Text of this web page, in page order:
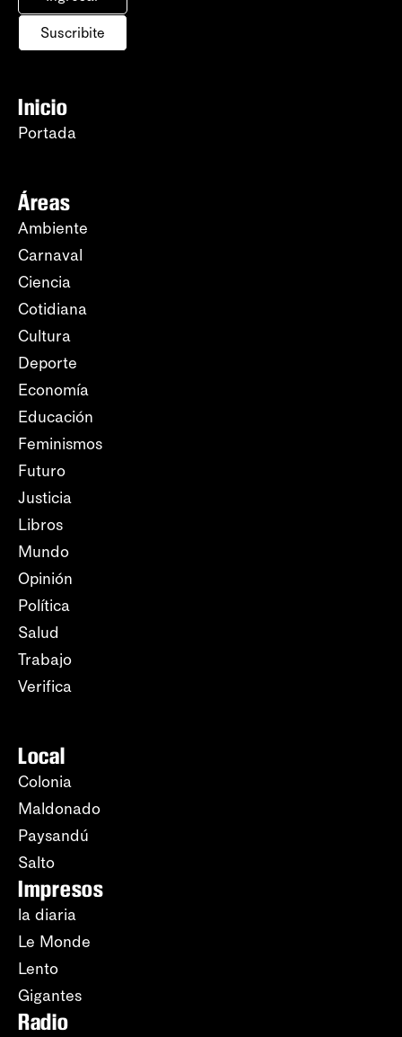
Suscribite
Inicio
Portada
Áreas
Ambiente
Carnaval
Ciencia
Cotidiana
Cultura
Deporte
Economía
Educación
Feminismos
Futuro
Justicia
Libros
Mundo
Opinión
Política
Salud
Trabajo
Verifica
Local
Colonia
Maldonado
Paysandú
Salto
Impresos
la diaria
Le Monde
Lento
Gigantes
Radio